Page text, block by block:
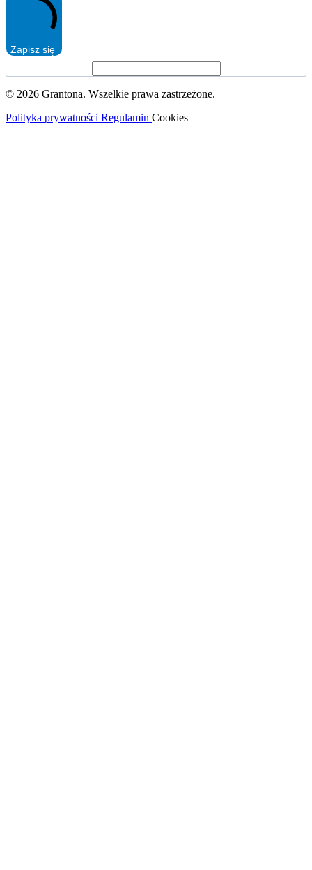
Zapisz się
© 2026 Grantona. Wszelkie prawa zastrzeżone.
Polityka prywatności Regulamin Cookies